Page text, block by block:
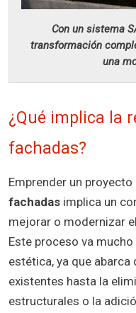
Con un sistema
transformación
una
¿Qué implica la
fachadas?
Emprender un proyecto
fachadas implica un
mejorar o modernizar
Este proceso va
estética, ya que
existentes hasta la
estructurales o la